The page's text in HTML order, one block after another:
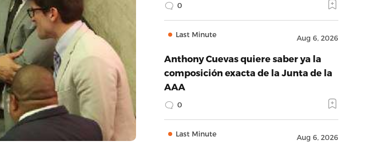
0
Last Minute Aug 6, 2026
Anthony Cuevas quiere saber ya la
composición exacta de la Junta de la
AAA
0
Last Minute Aug 6, 2026